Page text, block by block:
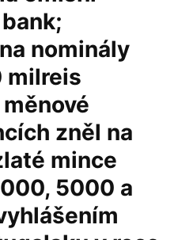
nominály
milreis
zněl na
mince
5000 a